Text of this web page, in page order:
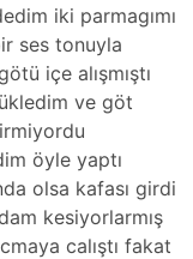
iki parmagımı
ses tonuyla
içe alışmıştı
ve göt
öyle yaptı
olsa kafası girdi
kesiyorlarmış
calıştı fakat